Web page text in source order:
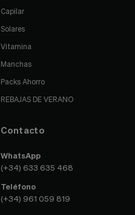
Capilar
Solares
Vitamina
Manchas
Packs Ahorro
REBAJAS DE VERANO
Contacto
WhatsApp
(+34) 633 635 468
Teléfono
(+34) 961 059 819